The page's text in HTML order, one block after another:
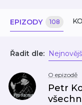
EPIZODY 108
Řadit dle:
O epizodě
Petr